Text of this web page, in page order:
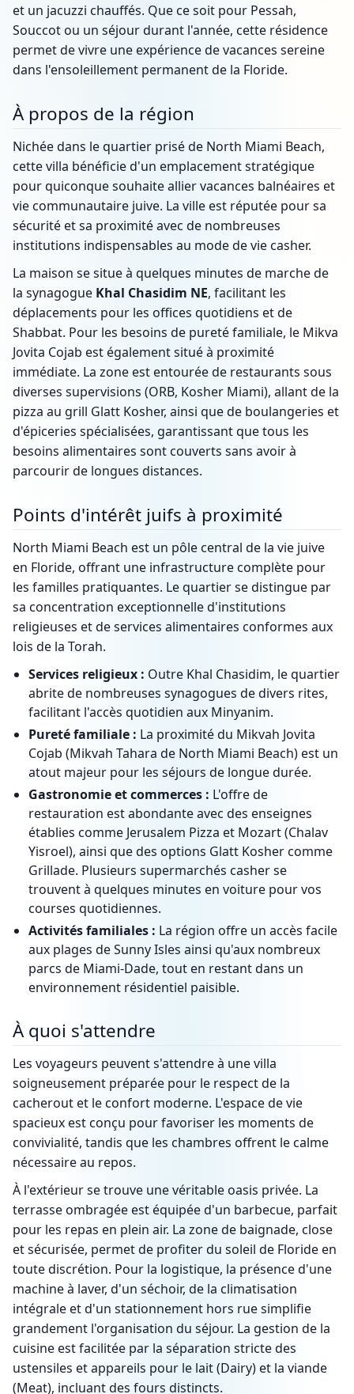
et un jacuzzi chauffés. Que ce soit pour Pessah,
Souccot ou un séjour durant l'année, cette résidence
permet de vivre une expérience de vacances sereine
dans l'ensoleillement permanent de la Floride.
À propos de la région
Nichée dans le quartier prisé de North Miami Beach,
cette villa bénéficie d'un emplacement stratégique
pour quiconque souhaite allier vacances balnéaires et
vie communautaire juive. La ville est réputée pour sa
sécurité et sa proximité avec de nombreuses
institutions indispensables au mode de vie casher.
La maison se situe à quelques minutes de marche de
la synagogue Khal Chasidim NE, facilitant les
déplacements pour les offices quotidiens et de
Shabbat. Pour les besoins de pureté familiale, le Mikva
Jovita Cojab est également situé à proximité
immédiate. La zone est entourée de restaurants sous
diverses supervisions (ORB, Kosher Miami), allant de la
pizza au grill Glatt Kosher, ainsi que de boulangeries et
d'épiceries spécialisées, garantissant que tous les
besoins alimentaires sont couverts sans avoir à
parcourir de longues distances.
Points d'intérêt juifs à proximité
North Miami Beach est un pôle central de la vie juive
en Floride, offrant une infrastructure complète pour
les familles pratiquantes. Le quartier se distingue par
sa concentration exceptionnelle d'institutions
religieuses et de services alimentaires conformes aux
lois de la Torah.
Services religieux : Outre Khal Chasidim, le quartier
abrite de nombreuses synagogues de divers rites,
facilitant l'accès quotidien aux Minyanim.
Pureté familiale : La proximité du Mikvah Jovita
Cojab (Mikvah Tahara de North Miami Beach) est un
atout majeur pour les séjours de longue durée.
Gastronomie et commerces : L'offre de
restauration est abondante avec des enseignes
établies comme Jerusalem Pizza et Mozart (Chalav
Yisroel), ainsi que des options Glatt Kosher comme
Grillade. Plusieurs supermarchés casher se
trouvent à quelques minutes en voiture pour vos
courses quotidiennes.
Activités familiales : La région offre un accès facile
aux plages de Sunny Isles ainsi qu'aux nombreux
parcs de Miami-Dade, tout en restant dans un
environnement résidentiel paisible.
À quoi s'attendre
Les voyageurs peuvent s'attendre à une villa
soigneusement préparée pour le respect de la
cacherout et le confort moderne. L'espace de vie
spacieux est conçu pour favoriser les moments de
convivialité, tandis que les chambres offrent le calme
nécessaire au repos.
À l'extérieur se trouve une véritable oasis privée. La
terrasse ombragée est équipée d'un barbecue, parfait
pour les repas en plein air. La zone de baignade, close
et sécurisée, permet de profiter du soleil de Floride en
toute discrétion. Pour la logistique, la présence d'une
machine à laver, d'un séchoir, de la climatisation
intégrale et d'un stationnement hors rue simplifie
grandement l'organisation du séjour. La gestion de la
cuisine est facilitée par la séparation stricte des
ustensiles et appareils pour le lait (Dairy) et la viande
(Meat), incluant des fours distincts.